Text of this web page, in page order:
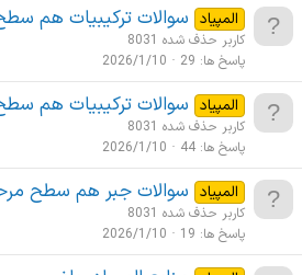
المپیاد سوالات ترکیبیات هم
کاربر حذف شده 8031
پاسخ ها 29
2026/1/10
المپیاد سوالات ترکیبیات هم
کاربر حذف شده 8031
پاسخ ها 44
2026/1/10
المپیاد سوالات جبر هم سطح
کاربر حذف شده 8031
پاسخ ها 19
2026/1/10